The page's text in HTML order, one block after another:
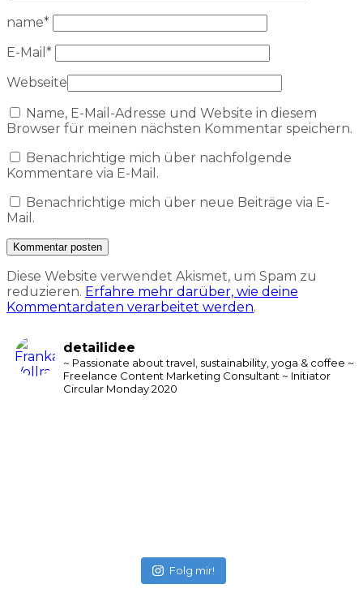
name*
E-Mail *
Webseite
Name, E-Mail-Adresse und Website in diesem
Browser für meinen nächsten Kommentar speichern.
Benachrichtige mich über nachfolgende
Kommentare via E-Mail.
Benachrichtige mich über neue Beiträge via E-
Mail.
Diese Website verwendet Akismet, um Spam zu
reduzieren. Erfahre mehr darüber, wie deine
Kommentardaten verarbeitet werden.
detailidee
~ Passionate about travel, sustainability, yoga & coffee ~
Freelance Content Marketing Consultant ~ Initiator
Circular Monday 2020
Folg mir!